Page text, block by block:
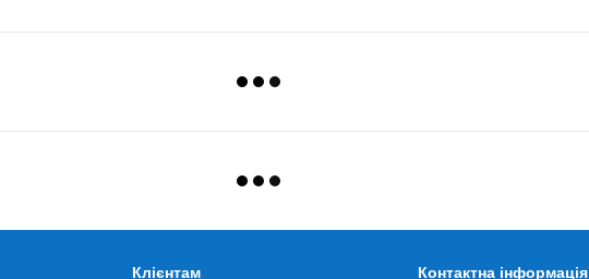
Клієнтам Контактна інформація